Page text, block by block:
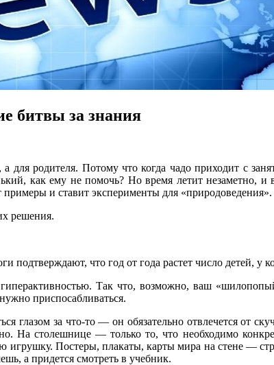
битвы за знания
родителя. Потому что когда чадо приходит с
как ему не помочь? Но время летит незаметно,
и ставит эксперименты для
решения.
подтверждают, что год от года растет число детей,
Так что, возможно, ваш
приспосабливаться.
глазом за что-то — он обязательно отвлечется от
На столешнице — только то, что необходимо
игрушку. Постеры, плакаты, карты мира на стене —
а придется смотреть в учебник.